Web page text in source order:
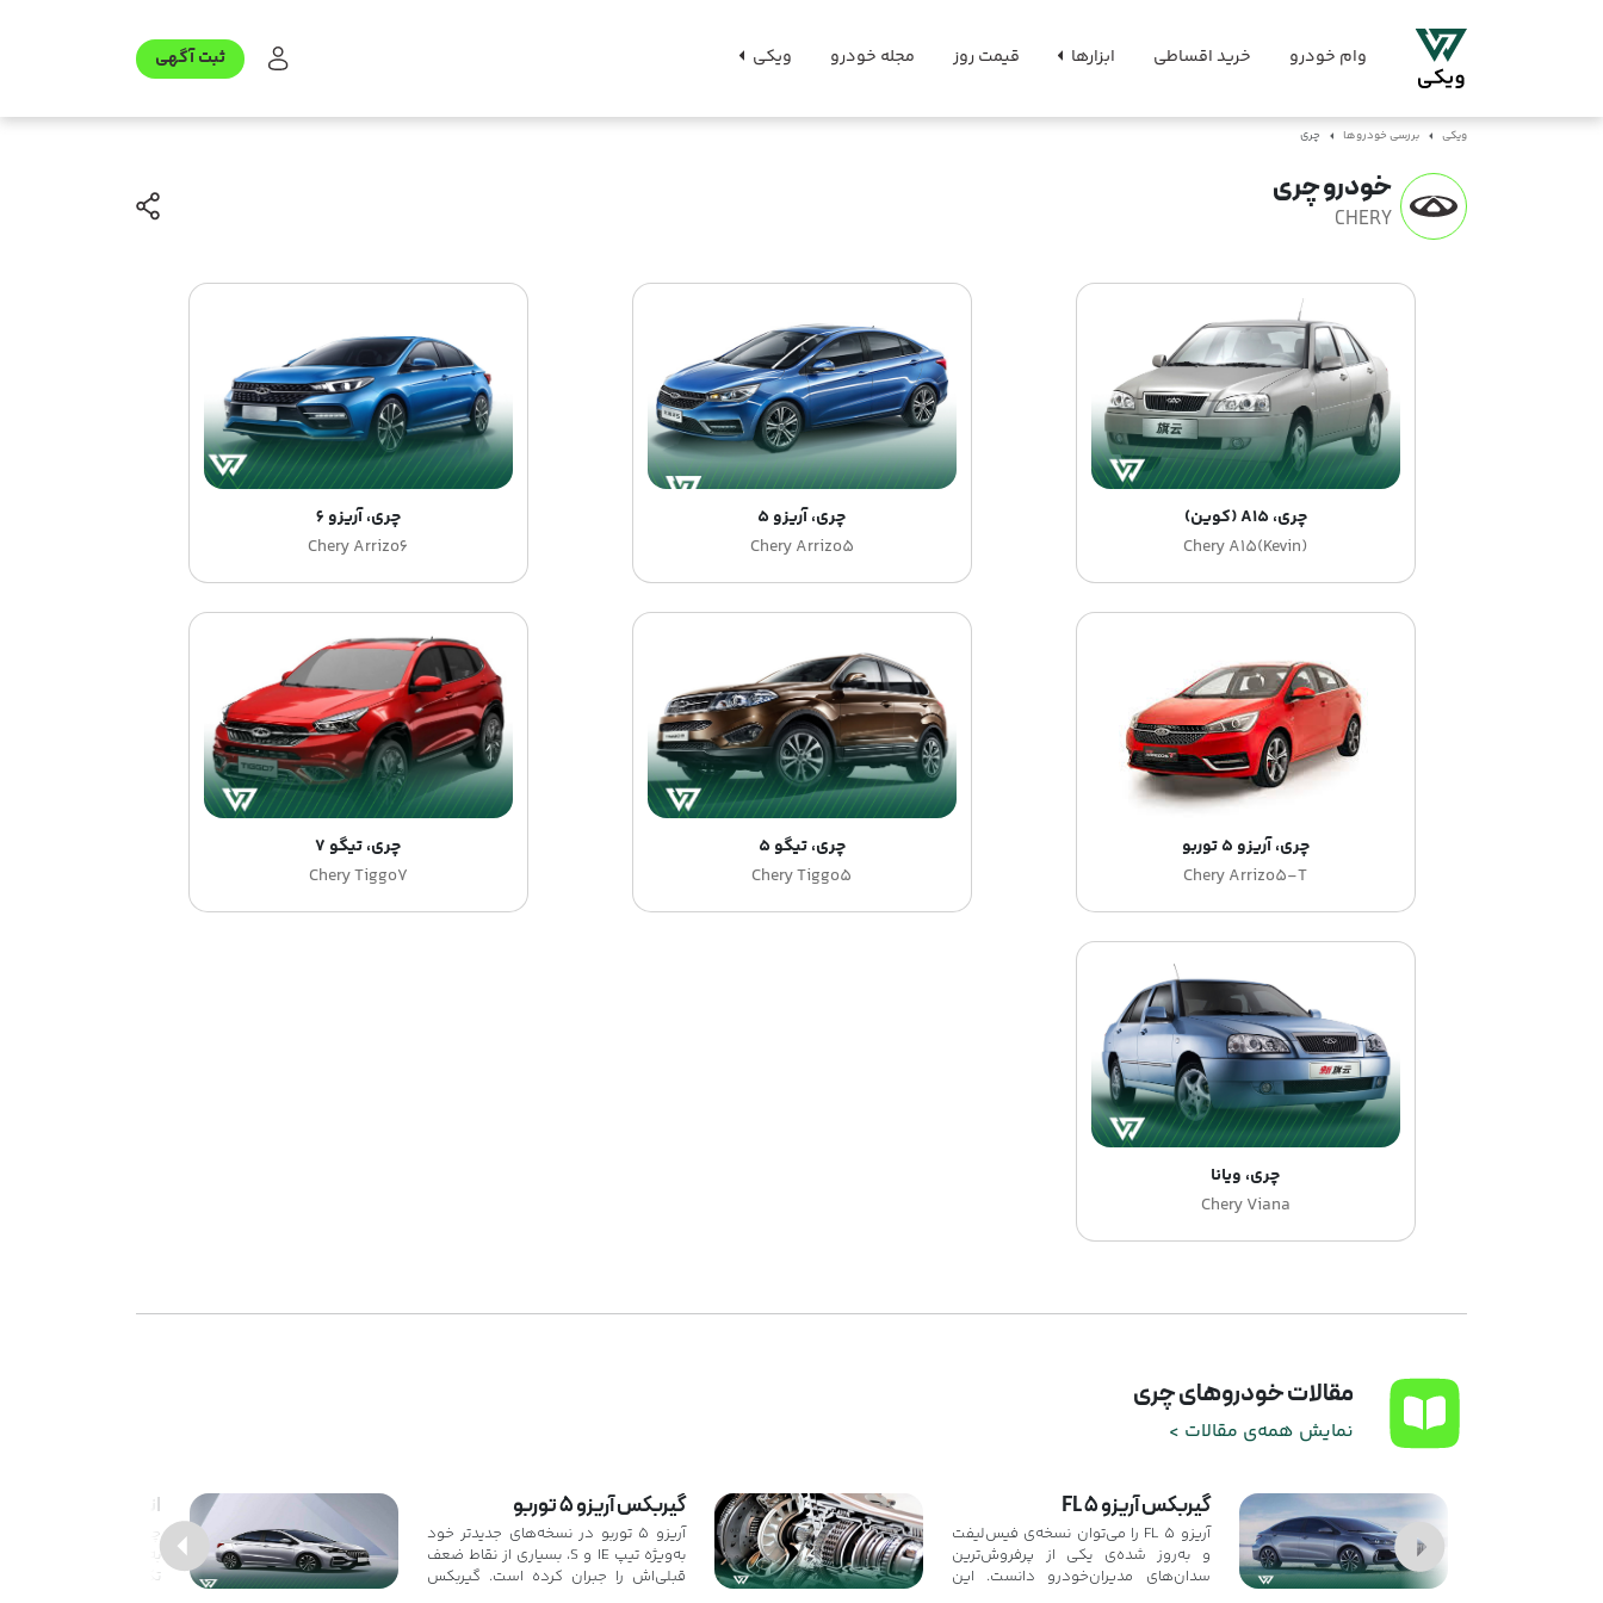
وام خودرو خرید اقساطی ابزارها قیمت روز مجله خودرو ویکی ثبت آگهی
ویکی بررسی خودروها چری
خودرو چری
CHERY
چری، A15 (کوین)
Chery A15(kevin)
چری، آریزو 5
Chery Arrizo5
چری، آریزو 6
Chery Arrizo6
چری، آریزو ۵ توربو
Chery Arrizo5-T
چری، تیگو 5
Chery Tiggo5
چری، تیگو 7
Chery Tiggo7
چری، ویانا
Chery Viana
مقالات خودروهای چری
نمایش همه‌ی مقالات >
گیربکس آریزو 5 FL
آریزو 5 FL را می‌توان نسخه‌ی فیس‌لیفت
و به‌روز شده‌ی یکی از پرفروش‌ترین
سدان‌های مدیران‌خودرو دانست. این
گیربکس آریزو ۵ توربو
آریزو ۵ توربو در نسخه‌های جدیدتر خود
به‌ویژه تیپ IE و S، بسیاری از نقاط ضعف
قبلی‌اش را جبران کرده است. گیربکس
انواع چری آریزو 5
به‌روزرسانی‌ها و
تکاملی خود را طی کرده